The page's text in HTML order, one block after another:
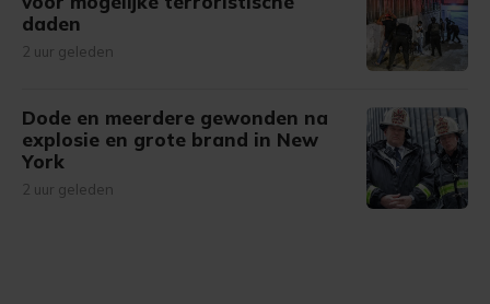
daden
2 uur geleden
Dode en meerdere gewonden na
explosie en grote brand in New
York
2 uur geleden